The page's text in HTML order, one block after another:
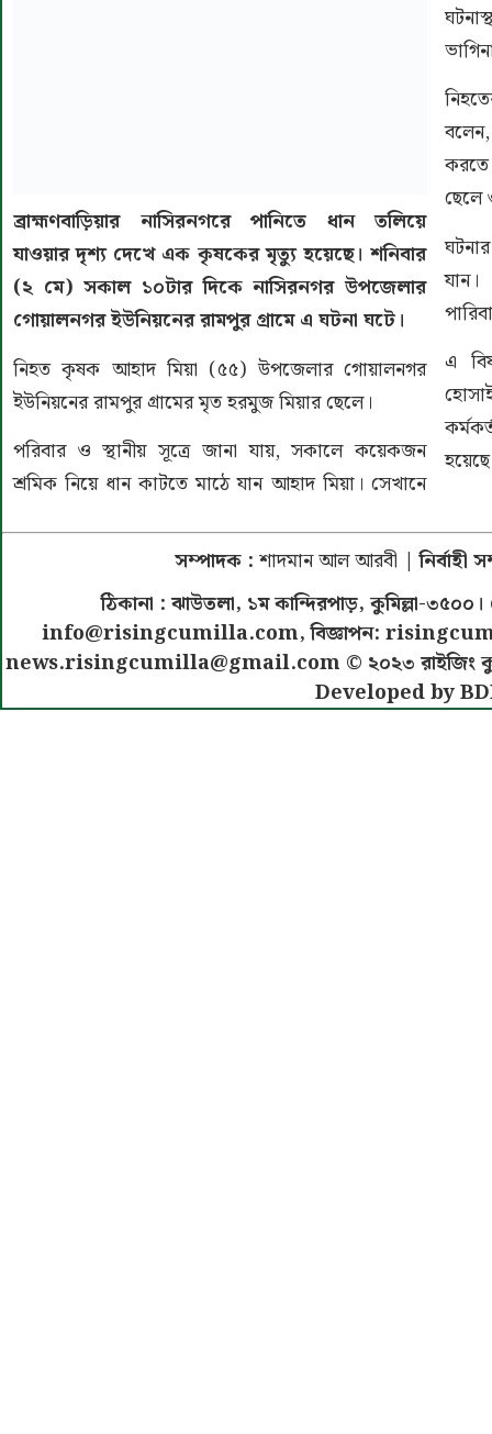
ব্রাহ্মণবাড়িয়ার নাসিরনগরে পানিতে ধান তলিয়ে
যাওয়ার দৃশ্য দেখে এক কৃষকের মৃত্যু হয়েছে। শনিবার
(২ মে) সকাল ১০টার দিকে নাসিরনগর উপজেলার
গোয়ালনগর ইউনিয়নের রামপুর গ্রামে এ ঘটনা ঘটে।
নিহত কৃষক আহাদ মিয়া (৫৫) উপজেলার গোয়ালনগর
ইউনিয়নের রামপুর গ্ৰামের মৃত হরমুজ মিয়ার ছেলে।
পরিবার ও স্থানীয় সূত্রে জানা যায়, সকালে কয়েকজন
শ্রমিক নিয়ে ধান কাটতে মাঠে যান আহাদ মিয়া। সেখানে
করতে
ছেলে
এ
সম্পাদক : শাদমান আল আরবী | নির্বাহী
ঠিকানা : ঝাউতলা, ১ম কান্দিরপাড়, কুমিল্লা-
info@risingcumilla.com, বিজ্ঞাপন:
news.risingcumilla@gmail.com © ২০২৩ রাইজিং
Developed by